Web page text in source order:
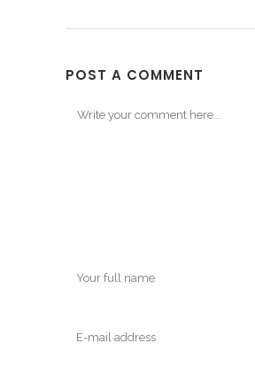
POST A COMMENT